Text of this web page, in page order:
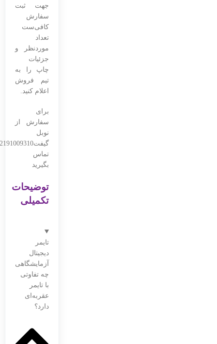
جهت ثبت
سفارش
کافی‌ست
تعداد
موردنظر و
جزئیات
چاپ را به
تیم فروش
اعلام کنید.
برای
سفارش از
نوبل
تماس
بگیرید
توضیحات
تکمیلی
تایمر
دیجیتال
آزمایشگاهی
چه تفاوتی
با تایمر
عقربه‌ای
دارد؟